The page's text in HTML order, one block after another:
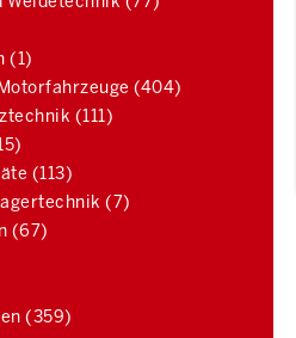
(1)
(404)
(111)
(113)
(7)
(67)
(359)